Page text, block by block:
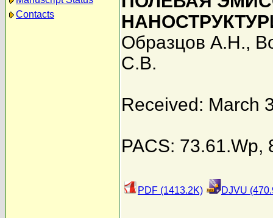
Contacts
Образцов А.Н.,
С.В.
Received: March
PACS: 73.61.Wp,
PDF (1413.2K) DJVU